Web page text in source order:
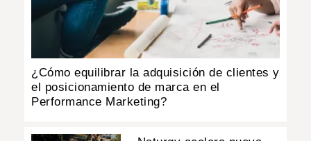
¿Cómo equilibrar la adquisición de clientes y
el posicionamiento de marca en el
Performance Marketing?